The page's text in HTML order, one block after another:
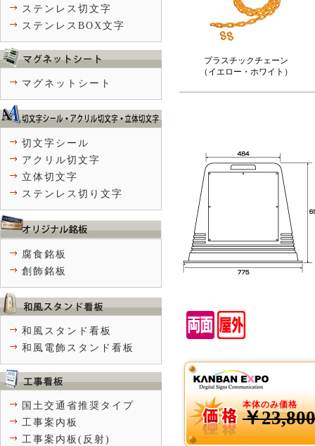
プラスチックチェーン
（イエロー・ホワイト）
本体のみ価格
￥23,800
ステンレス切文字
ステンレスBOX文字
マグネットシート
切文字シール
アクリル切文字
立体切文字
ステンレス切り文字
腐食銘板
創飾銘板
和風スタンド看板
和風電飾スタンド看板
国土交通省推奨タイプ
工事案内板
工事案内板(反射)